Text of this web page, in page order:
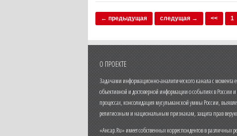
← предыдущая следущая → << 1
О ПРОЕКТЕ
Задачами информационно-аналитического канала с момента
объективной и достоверной информации о событиях в России
процессах, консолидация мусульманской уммы России,
религиозным и национальным признакам, защита прав
«Ансар.Ru» имеет собственных корреспондентов в различных